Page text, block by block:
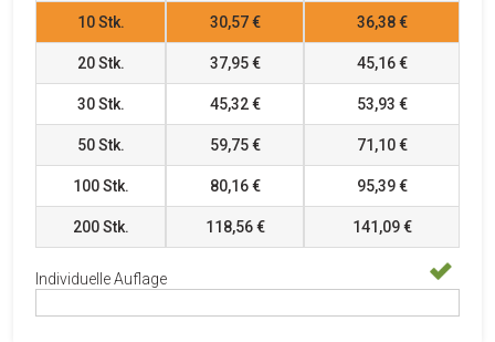
10Stk. 30,57 € 36,38 €
20Stk. 37,95 € 45,16 €
30Stk. 45,32 € 53,93 €
50Stk. 59,75 € 71,10 €
100Stk. 80,16 € 95,39 €
200Stk. 118,56 € 141,09 €
Individuelle Auflage